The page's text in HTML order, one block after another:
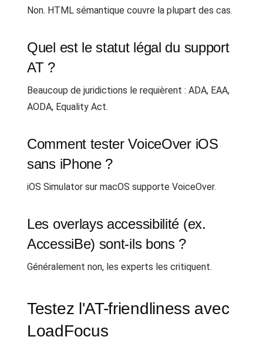
Non. HTML sémantique couvre la plupart des cas.
Quel est le statut légal du support
AT ?
Beaucoup de juridictions le requièrent : ADA, EAA,
AODA, Equality Act.
Comment tester VoiceOver iOS
sans iPhone ?
iOS Simulator sur macOS supporte VoiceOver.
Les overlays accessibilité (ex.
AccessiBe) sont-ils bons ?
Généralement non, les experts les critiquent.
Testez l'AT-friendliness avec
LoadFocus